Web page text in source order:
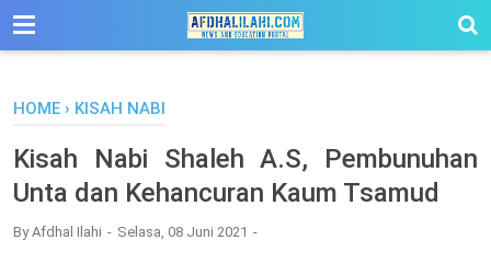
-->
HOME › KISAH NABI
Kisah Nabi Shaleh A.S, Pembunuhan
Unta dan Kehancuran Kaum Tsamud
ByAfdhal Ilahi Selasa, 08 Juni 2021